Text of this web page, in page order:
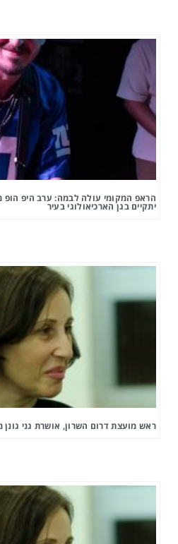
הראפ המקומי עולה לבמה: ערב היפ הופ
יתקיים בגן הארכיאולוגי בעיר
ראש מועצת דרום השרון, אושרת גני גונן